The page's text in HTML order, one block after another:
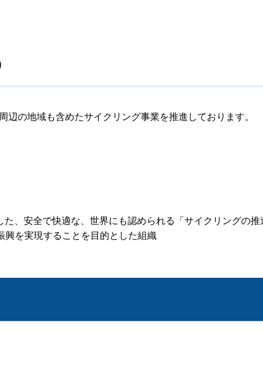
の地域も含めたサイクリング事業を推進しております。
、安全で快適な、世界にも認められる「サイクリングの
を実現することを目的とした組織